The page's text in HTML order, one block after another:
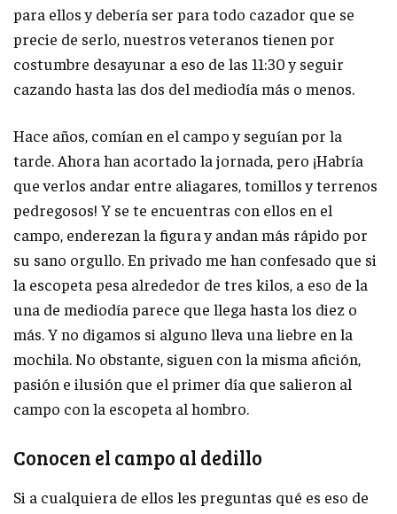
para ellos y debería ser para todo cazador que se
precie de serlo, nuestros veteranos tienen por
costumbre desayunar a eso de las 11:30 y seguir
cazando hasta las dos del mediodía más o menos.
Hace años, comían en el campo y seguían por la
tarde. Ahora han acortado la jornada, pero ¡Habría
que verlos andar entre aliagares, tomillos y terrenos
pedregosos! Y se te encuentras con ellos en el
campo, enderezan la figura y andan más rápido por
su sano orgullo. En privado me han confesado que si
la escopeta pesa alrededor de tres kilos, a eso de la
una de mediodía parece que llega hasta los diez o
más. Y no digamos si alguno lleva una liebre en la
mochila. No obstante, siguen con la misma afición,
pasión e ilusión que el primer día que salieron al
campo con la escopeta al hombro.
Conocen el campo al dedillo
Si a cualquiera de ellos les preguntas qué es eso de